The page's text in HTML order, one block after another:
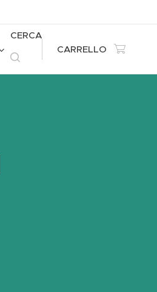
CERCA
CARRELLO